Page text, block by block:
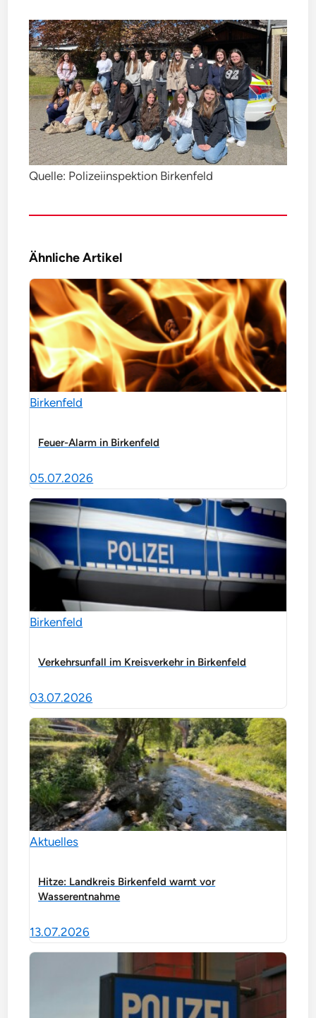
Quelle: Polizeiinspektion Birkenfeld
Ähnliche Artikel
Birkenfeld
Feuer-Alarm in Birkenfeld
05.07.2026
Birkenfeld
Verkehrsunfall im Kreisverkehr in Birkenfeld
03.07.2026
Aktuelles
Hitze: Landkreis Birkenfeld warnt vor
Wasserentnahme
13.07.2026